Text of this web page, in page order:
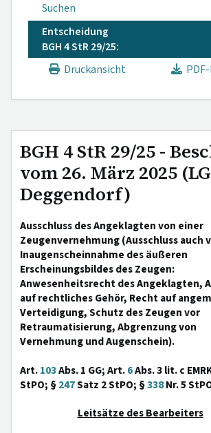
Suchen
Entscheidung
BGH 4 StR 29/25:
Druckansicht
BGH 4 StR 29/25 -
vom 26. März 2025 (LG
Deggendorf)
Ausschluss des Angeklagten von einer
Zeugenvernehmung (Ausschluss auch
Inaugenscheinnahme des äußeren
Erscheinungsbildes des Zeugen:
Anwesenheitsrecht des Angeklagten,
auf rechtliches Gehör, Recht auf
Verteidigung, Schutz des Zeugen vor
Retraumatisierung, Abgrenzung von
Vernehmung und Augenschein).
Art.103Abs. 1 GG; Art.6Abs. 3 lit. c
StPO; §247Satz 2 StPO; §338Nr. 5
Leitsätze des Bearbeiters